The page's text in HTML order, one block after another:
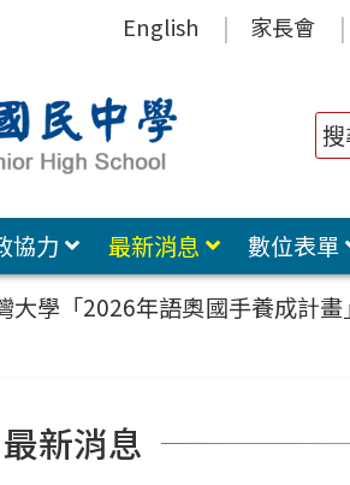
English 家長會
協力 最新消息 數位表單
大學「2026年語奧國手養成計
最新消息